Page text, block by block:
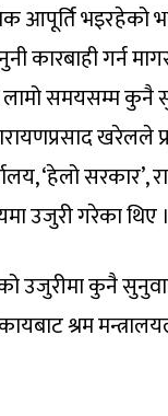
आपूर्ति भइरहेको
कारबाही गर्न
लामो समयसम्म कुनै
खरेलले
‘हेलो सरकार’,
उजुरी गरेका थिए ।
उजुरीमा कुनै
श्रम